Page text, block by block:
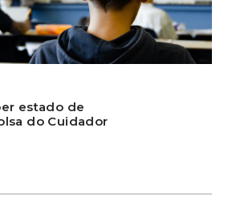
estado de
do Cuidador